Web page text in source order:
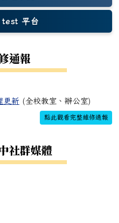
test 平台
(另開新視窗)
通報
更新 (全校教室、辦公室)
點此觀看完整維修通報
社群媒體